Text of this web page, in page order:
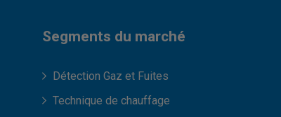
Segments du marché
Détection Gaz et Fuites
Technique de chauffage